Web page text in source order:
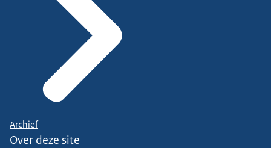
Archief
Over deze site